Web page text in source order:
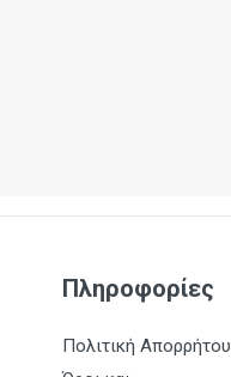
Πληροφορίες
Πολιτική Απορρήτου